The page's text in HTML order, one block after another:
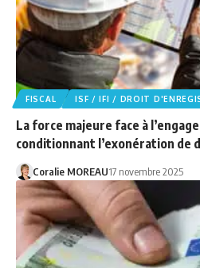
FISCAL ISF / IFI / DROIT
La force majeure face à
conditionnant l’exonération de
Coralie MOREAU17 novembre 2025